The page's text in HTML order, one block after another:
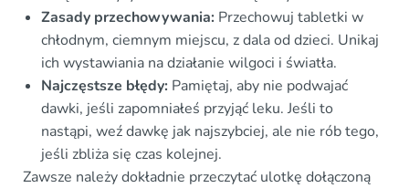
Zasady przechowywania: Przechowuj tabletki w
chłodnym, ciemnym miejscu, z dala od dzieci. Unikaj
ich wystawiania na działanie wilgoci i światła.
Najczęstsze błędy: Pamiętaj, aby nie podwajać
dawki, jeśli zapomniałeś przyjąć leku. Jeśli to
nastąpi, weź dawkę jak najszybciej, ale nie rób tego,
jeśli zbliża się czas kolejnej.
Zawsze należy dokładnie przeczytać ulotkę dołączoną